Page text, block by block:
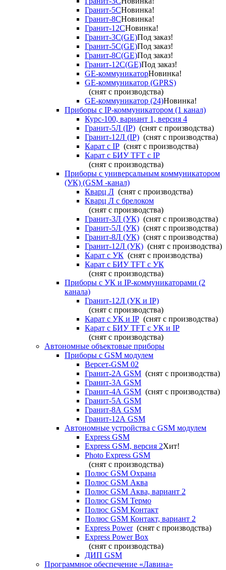
Гранит-5СНовинка!
Гранит-8СНовинка!
Гранит-12СНовинка!
Гранит-3С(GE)Под заказ!
Гранит-5С(GE)Под заказ!
Гранит-8С(GE)Под заказ!
Гранит-12С(GE)Под заказ!
GE-коммуникаторНовинка!
GE-коммуникатор (GPRS)
(снят с производства)
GE-коммуникатор (24)Новинка!
Приборы с IP-коммуникатором (1 канал)
Курс-100, вариант 1, версия 4
Гранит-5Л (IP) (снят с производства)
Гранит-12Л (IP) (снят с производства)
Карат с IP (снят с производства)
Карат с БИУ TFT с IP
(снят с производства)
Приборы с универсальным коммуникатором
(УК) (GSM -канал)
Кварц Л (снят с производства)
Кварц Л с брелоком
(снят с производства)
Гранит-3Л (УК) (снят с производства)
Гранит-5Л (УК) (снят с производства)
Гранит-8Л (УК) (снят с производства)
Гранит-12Л (УК) (снят с производства)
Карат с УК (снят с производства)
Карат с БИУ TFT с УК
(снят с производства)
Приборы с УК и IP-коммуникаторами (2
канала)
Гранит-12Л (УК и IP)
(снят с производства)
Карат с УК и IP (снят с производства)
Карат с БИУ TFT с УК и IP
(снят с производства)
Автономные объектовые приборы
Приборы с GSM модулем
Версет-GSM 02
Гранит-2А GSM (снят с производства)
Гранит-3А GSM
Гранит-4А GSM (снят с производства)
Гранит-5А GSM
Гранит-8А GSM
Гранит-12А GSM
Автономные устройства с GSM модулем
Express GSM
Express GSM, версия 2Хит!
Photo Express GSM
(снят с производства)
Полюс GSM Охрана
Полюс GSM Аква
Полюс GSM Аква, вариант 2
Полюс GSM Термо
Полюс GSM Контакт
Полюс GSM Контакт, вариант 2
Express Power(снят с производства)
Express Power Box
(снят с производства)
ДИП GSM
Программное обеспечение «Лавина»